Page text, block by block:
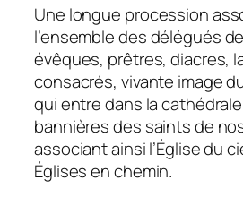
Une longue procession
l’ensemble des délégués
évêques, prêtres, diacres,
consacrés, vivante image
qui entre dans la
bannières des saints de
associant ainsi l’Église du
Églises en chemin.